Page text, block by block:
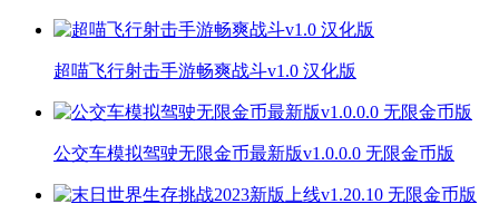
超喵飞行射击手游畅爽战斗v1.0 汉化版
公交车模拟驾驶无限金币最新版v1.0.0.0 无限金币版